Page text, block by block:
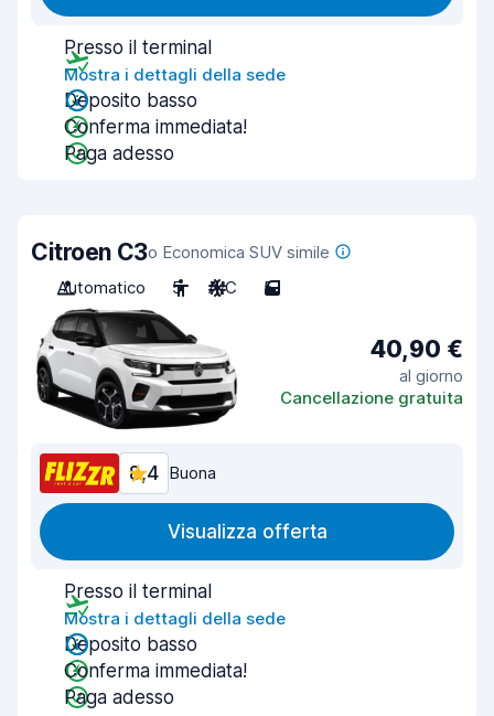
Presso il terminal
Mostra i dettagli della sede
Deposito basso
Conferma immediata!
Paga adesso
Citroen C3o Economica SUV simile
Automatico
5 A/C 5
40,90 €
al giorno
Cancellazione gratuita
8,4 Buona
Visualizza offerta
Presso il terminal
Mostra i dettagli della sede
Deposito basso
Conferma immediata!
Paga adesso